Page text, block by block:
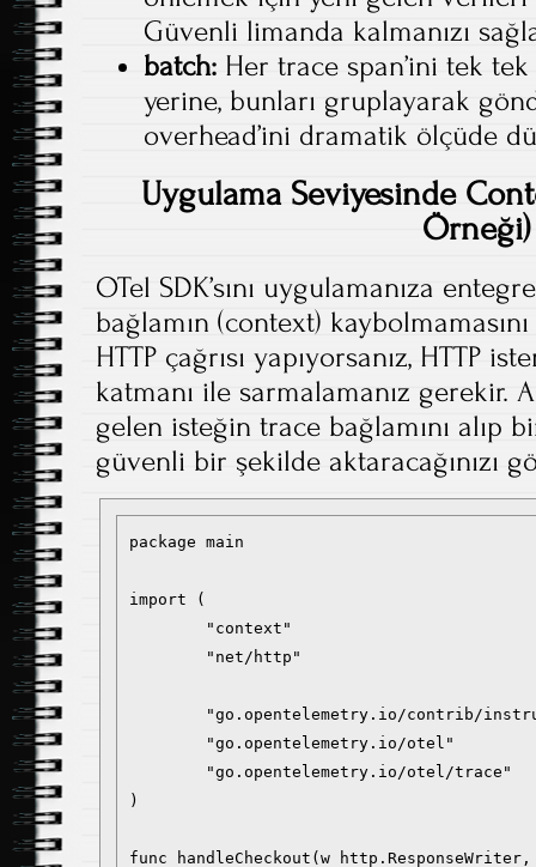
Güvenli limanda kalmanızı
batch: Her trace span’ini tek
yerine, bunları gruplayarak
overhead’ini dramatik ölçüde
Uygulama Seviyesinde
Örneği)
OTel SDK’sını uygulamanıza
bağlamın (context)
HTTP çağrısı yapıyorsanız, HTTP
katmanı ile sarmalamanız gerekir.
gelen isteğin trace bağlamını alıp
güvenli bir şekilde aktaracağınızı
package main
import (
)
func handleCheckout(w